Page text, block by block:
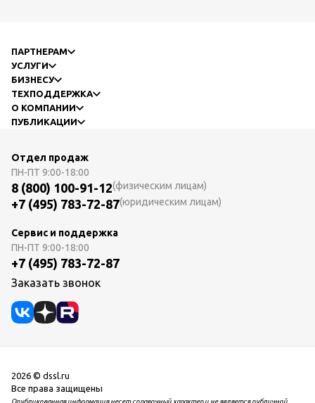
ПАРТНЕРАМ
УСЛУГИ
БИЗНЕСУ
ТЕХПОДДЕРЖКА
О КОМПАНИИ
ПУБЛИКАЦИИ
Отдел продаж
ПН-ПТ 9:00-18:00
8 (800) 100-91-12(физическим лицам)
+7 (495) 783-72-87(юридическим лицам)
Сервис и поддержка
ПН-ПТ 9:00-18:00
+7 (495) 783-72-87
Заказать звонок
2026 © dssl.ru
Все права защищены
Опубликованная информация несет справочный характер и не является публичной